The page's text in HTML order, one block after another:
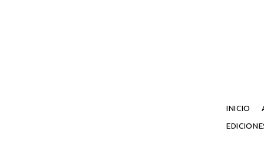
INICIO